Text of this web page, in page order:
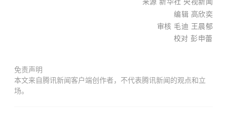
编辑 高欣奕
审核 毛迪 王晨郁
校对彭申蕾
免责声明
本文来自腾讯新闻客户端创作者，不代表腾讯新闻的观点和立
场。